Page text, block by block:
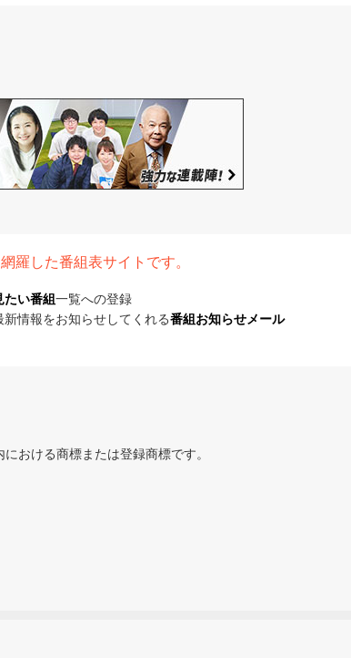
羅した番組表サイトです。
たい番組 一覧への登録
情報をお知らせしてくれる番組お知らせメール
おける商標または登録商標です。